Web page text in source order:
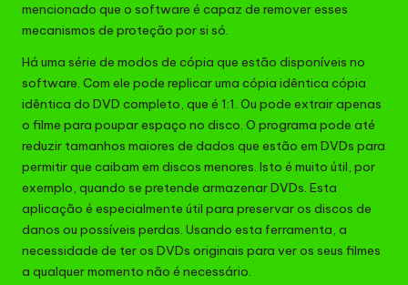
mencionado que o software é capaz de remover esses
mecanismos de proteção por si só.
Há uma série de modos de cópia que estão disponíveis no
software. Com ele pode replicar uma cópia idêntica cópia
idêntica do DVD completo, que é 1:1. Ou pode extrair apenas
o filme para poupar espaço no disco. O programa pode até
reduzir tamanhos maiores de dados que estão em DVDs para
permitir que caibam em discos menores. Isto é muito útil, por
exemplo, quando se pretende armazenar DVDs. Esta
aplicação é especialmente útil para preservar os discos de
danos ou possíveis perdas. Usando esta ferramenta, a
necessidade de ter os DVDs originais para ver os seus filmes
a qualquer momento não é necessário.